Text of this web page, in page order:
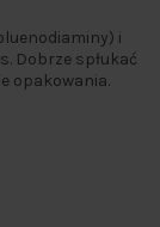
i
Dobrze spłukać
opakowania.